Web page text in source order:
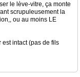
le lève-vitre, ça monte
scrupuleusement la
ou au moins LE
est intact (pas de fils